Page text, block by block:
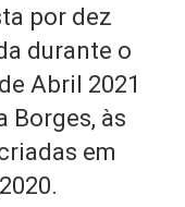
por dez
durante o
Abril 2021
Borges, às
em